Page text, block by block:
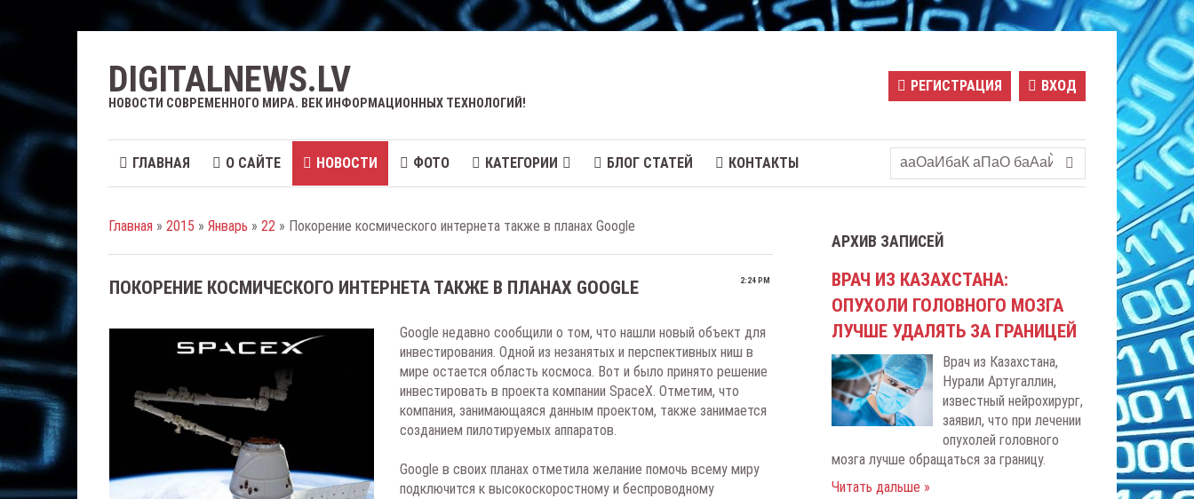
DIGITALNEWS.LV
НОВОСТИ СОВРЕМЕННОГО МИРА. ВЕК ИНФОРМАЦИОННЫХ ТЕХНОЛОГИЙ!
РЕГИСТРАЦИЯ ВХОД
ГЛАВНАЯ О САЙТЕ НОВОСТИ ФОТО КАТЕГОРИИ БЛОГ СТАТЕЙ КОНТАКТЫ
Главная »2015 » Январь » 22 » Покорение космического интернета также в планах Google
2:24 PM
ПОКОРЕНИЕ КОСМИЧЕСКОГО ИНТЕРНЕТА ТАКЖЕ В ПЛАНАХ GOOGLE
Google недавно сообщили о том, что нашли новый объект для
инвестирования. Одной из незанятых и перспективных ниш в
мире остается область космоса. Вот и было принято решение
инвестировать в проекта компании SpaceX. Отметим, что
компания, занимающаяся данным проектом, также занимается
созданием пилотируемых аппаратов.
Google в своих планах отметила желание помочь всему миру
подключится к высокоскоростному и беспроводному
АРХИВ ЗАПИСЕЙ
ВРАЧ ИЗ КАЗАХСТАНА:
ОПУХОЛИ ГОЛОВНОГО МОЗГА
ЛУЧШЕ УДАЛЯТЬ ЗА ГРАНИЦЕЙ
Врач из Казахстана,
Нурали Артугаллин,
известный нейрохирург,
заявил, что при лечении
опухолей головного
мозга лучше обращаться за границу.
Читать дальше »